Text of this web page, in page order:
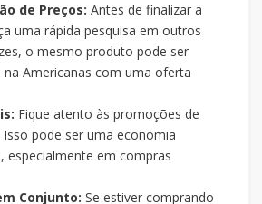
de Preços: Antes de finalizar a
uma rápida pesquisa em outros
o mesmo produto pode ser
Americanas com uma oferta
Fique atento às promoções de
pode ser uma economia
especialmente em compras
Conjunto: Se estiver comprando